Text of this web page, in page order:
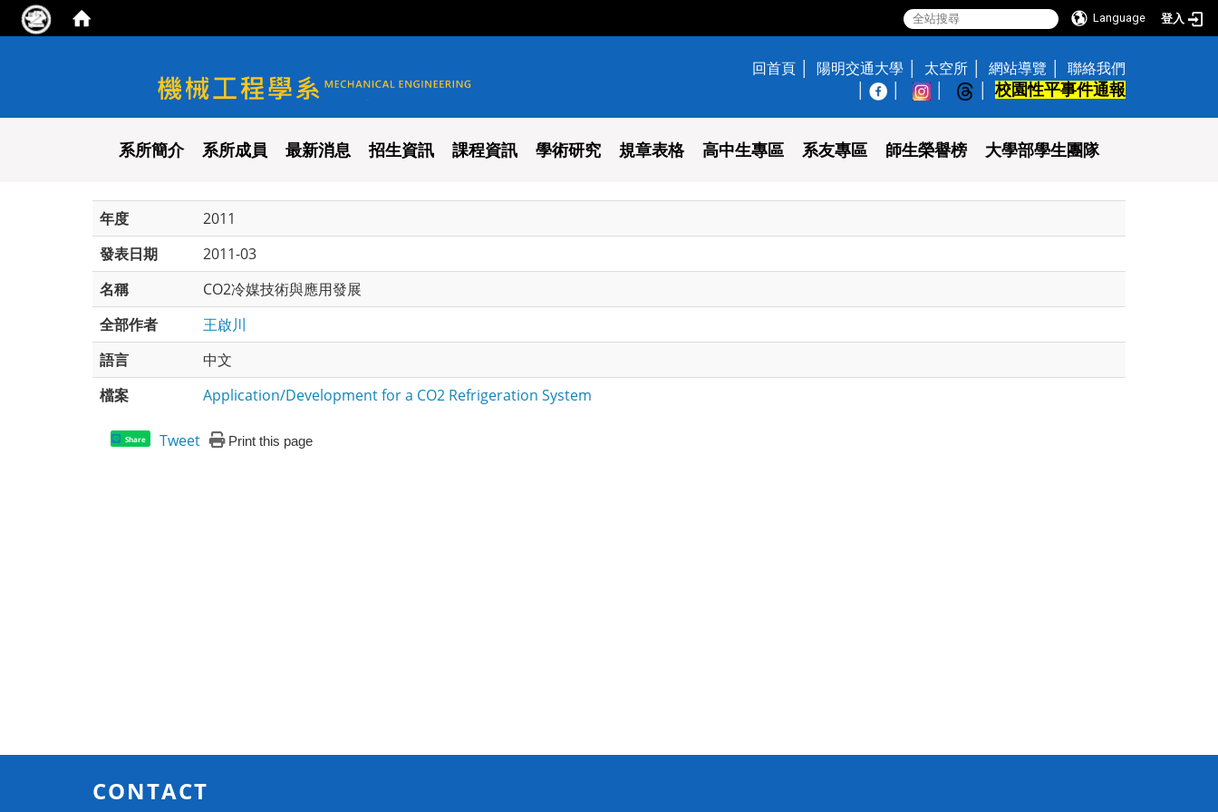
Language 登入
國立陽明交通大學 機械工程學系
回首頁 陽明交通大學 太空所 網站導覽
聯絡我們
校園性平事件通報
系所簡介 系所成員 最新消息 招生資訊 課程資訊 學術研究 規章表格 高中生專區 系友專區 師生榮譽榜 大學部學生團隊
年度
2011
發表日期
2011-03
名稱
CO2冷媒技術與應用發展
全部作者
王啟川
語言
中文
檔案
Application/Development for a CO2 Refrigeration System
Share Tweet Print this page
CONTACT